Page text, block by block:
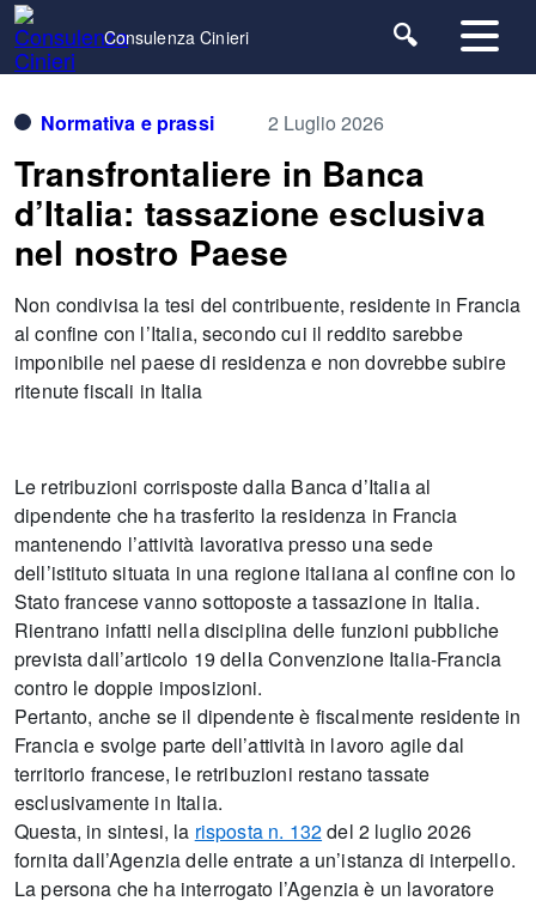
Consulenza Cinieri
Home Normativa e prassi Transfrontaliere in
Banca d’Italia: tassazione esclusiva nel nostro Paese
Normativa e prassi 2 Luglio 2026
Transfrontaliere in Banca
d’Italia: tassazione esclusiva
nel nostro Paese
Non condivisa la tesi del contribuente, residente in Francia
al confine con l’Italia, secondo cui il reddito sarebbe
imponibile nel paese di residenza e non dovrebbe subire
ritenute fiscali in Italia
Le retribuzioni corrisposte dalla Banca d’Italia al
dipendente che ha trasferito la residenza in Francia
mantenendo l’attività lavorativa presso una sede
dell’istituto situata in una regione italiana al confine con lo
Stato francese vanno sottoposte a tassazione in Italia.
Rientrano infatti nella disciplina delle funzioni pubbliche
prevista dall’articolo 19 della Convenzione Italia-Francia
contro le doppie imposizioni.
Pertanto, anche se il dipendente è fiscalmente residente in
Francia e svolge parte dell’attività in lavoro agile dal
territorio francese, le retribuzioni restano tassate
esclusivamente in Italia.
Questa, in sintesi, la risposta n. 132del 2 luglio 2026
fornita dall’Agenzia delle entrate a un’istanza di interpello.
La persona che ha interrogato l’Agenzia è un lavoratore